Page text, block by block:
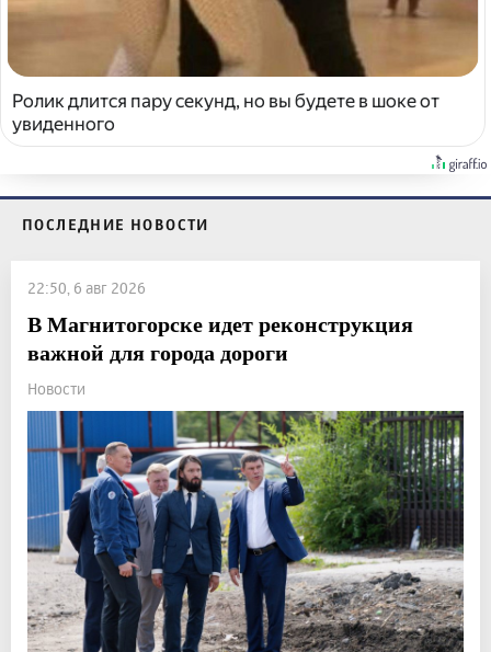
Ролик длится пару секунд, но вы будете в шоке от
увиденного
ПОСЛЕДНИЕ НОВОСТИ
22:50, 6 авг 2026
В Магнитогорске идет реконструкция
важной для города дороги
Новости